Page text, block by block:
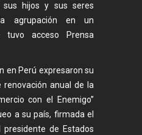
hijos y sus seres
agrupación en un
tuvo acceso Prensa
en Perú expresaron su
anual de la
con el Enemigo”
a su país, firmada el
de Estados